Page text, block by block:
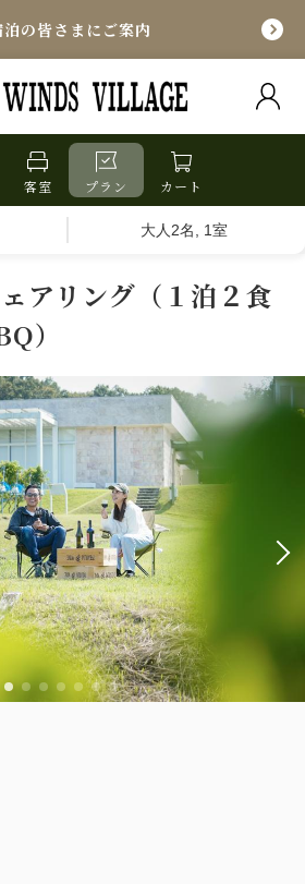
泊の皆さまにご案内
客室 プラン カート
大人2名, 1室
アリング（１泊２食
）